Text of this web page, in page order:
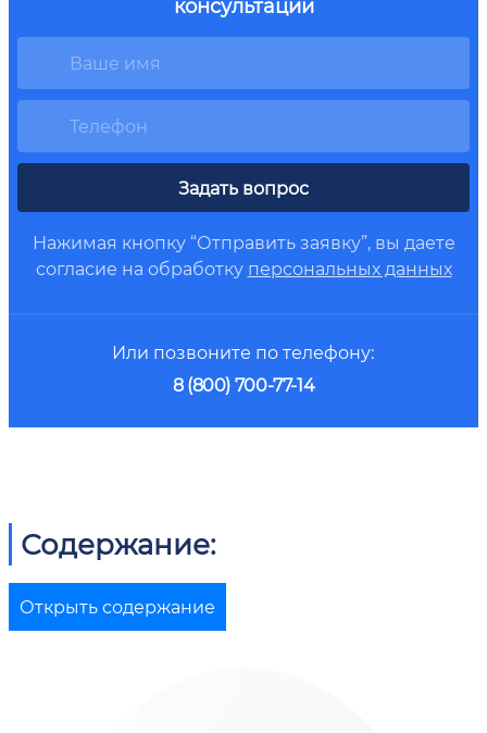
консультации
Задать вопрос
Нажимая кнопку “Отправить заявку”, вы даете
согласие на обработку персональных данных
Или позвоните по телефону:
8 (800) 700-77-14
Содержание:
Открыть содержание